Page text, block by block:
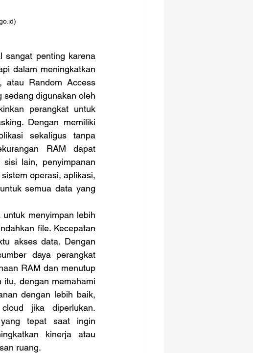
dalam meningkatkan
atau Random Access
sedang digunakan oleh
perangkat untuk
Dengan memiliki
sekaligus tanpa
RAM dapat
lain, penyimpanan
operasi, aplikasi,
semua data yang
file. Kecepatan
akses data. Dengan
daya perangkat
RAM dan menutup
itu, dengan memahami
dengan lebih baik,
jika diperlukan.
tepat saat ingin
kinerja atau
ruang.